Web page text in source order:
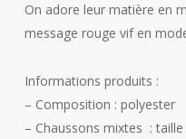
On adore leur matière en
message rouge vif en
Informations produits :
– Composition : polyester
– Chaussons mixtes : taille